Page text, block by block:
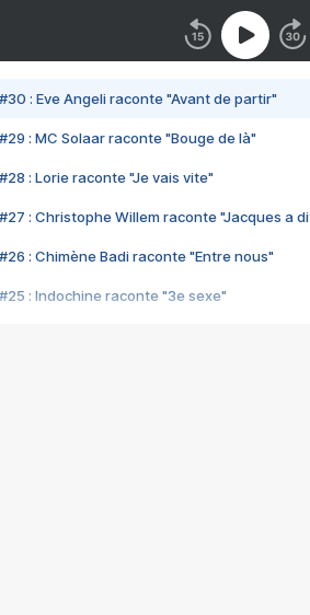
#30 : Eve Angeli raconte "Avant de partir"
#29 : MC Solaar raconte "Bouge de là"
#28 : Lorie raconte "Je vais vite"
#27 : Christophe Willem raconte "Jacques a
#26 : Chimène Badi raconte "Entre nous"
#25 : Indochine raconte "3e sexe"